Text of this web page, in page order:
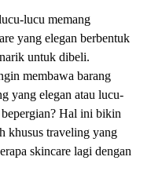
lucu memang
yang elegan berbentuk
untuk dibeli.
membawa barang
yang elegan atau lucu-
Hal ini bikin
khusus traveling yang
skincare lagi dengan